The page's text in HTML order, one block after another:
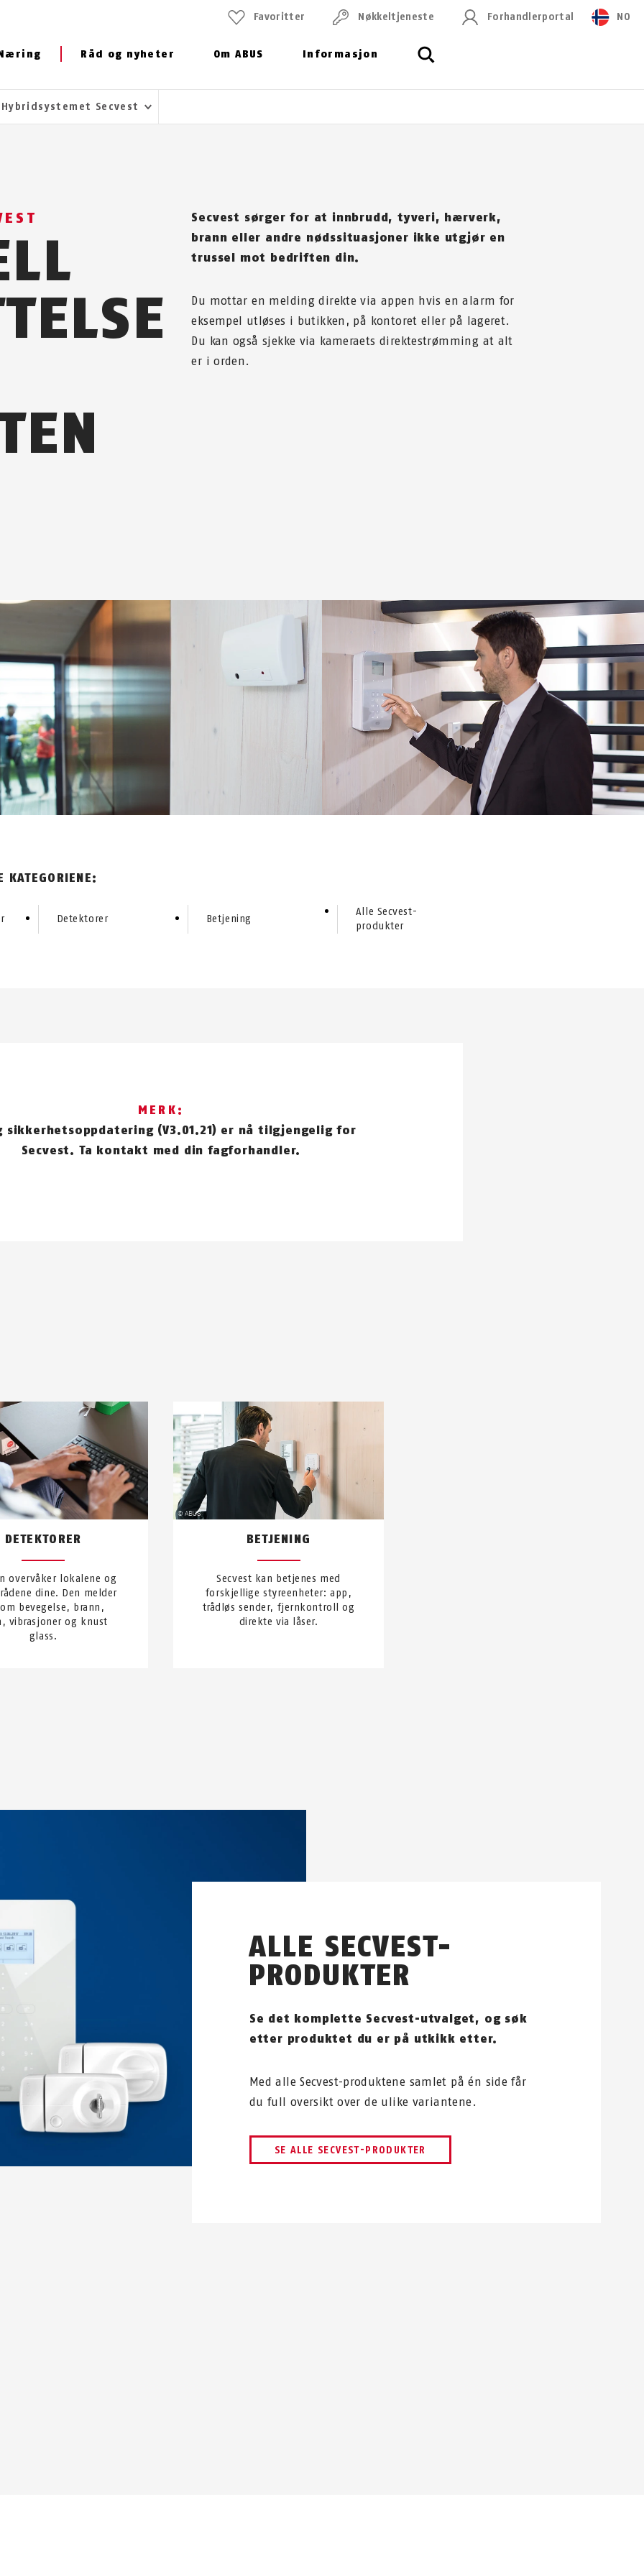
Råd og nyheter Om ABUS Informasjon
Favoritter Nøkkeltjeneste Forhandlerportal NO
Hybridsystemet Secvest
Secvest sørger for at innbrudd, tyveri, hærverk,
brann eller andre nødssituasjoner ikke utgjør en
trussel mot bedriften din.
Du mottar en melding direkte via appen hvis en alarm for
eksempel utløses i butikken, på kontoret eller på lageret.
Du kan også sjekke via kameraets direktestrømming at alt
er i orden.
KATEGORIENE:
Detektorer Betjening
Alle Secvest-
produkter
MERK:
sikkerhetsoppdatering (V3.01.21) er nå tilgjengelig for
Secvest. Ta kontakt med din fagforhandler.
DETEKTORER
overvåker lokalene og
dine. Den melder
bevegelse, brann,
vibrasjoner og knust
glass.
BETJENING
Secvest kan betjenes med
forskjellige styreenheter: app,
trådløs sender, fjernkontroll og
direkte via låser.
ALLE SECVEST-
PRODUKTER
Se det komplette Secvest-utvalget, og søk
etter produktet du er på utkikk etter.
Med alle Secvest-produktene samlet på én side får
du full oversikt over de ulike variantene.
SE ALLE SECVEST-PRODUKTER